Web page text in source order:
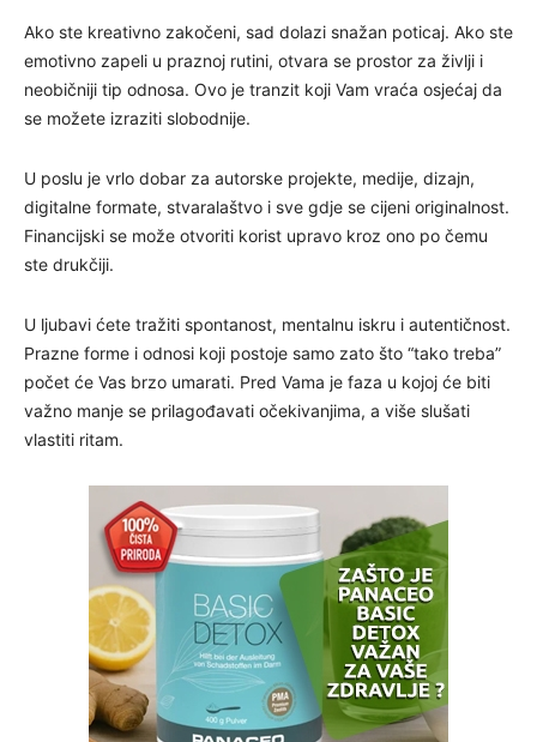
Ako ste kreativno zakočeni, sad dolazi snažan poticaj. Ako ste
emotivno zapeli u praznoj rutini, otvara se prostor za življi i
neobičniji tip odnosa. Ovo je tranzit koji Vam vraća osjećaj da
se možete izraziti slobodnije.
U poslu je vrlo dobar za autorske projekte, medije, dizajn,
digitalne formate, stvaralaštvo i sve gdje se cijeni originalnost.
Financijski se može otvoriti korist upravo kroz ono po čemu
ste drukčiji.
U ljubavi ćete tražiti spontanost, mentalnu iskru i autentičnost.
Prazne forme i odnosi koji postoje samo zato što “tako treba”
počet će Vas brzo umarati. Pred Vama je faza u kojoj će biti
važno manje se prilagođavati očekivanjima, a više slušati
vlastiti ritam.